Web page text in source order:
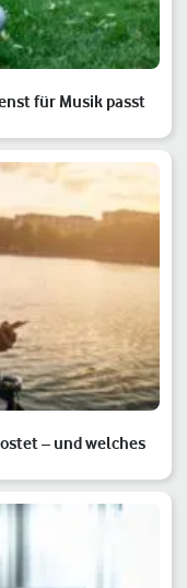
für Musik passt
– und welches